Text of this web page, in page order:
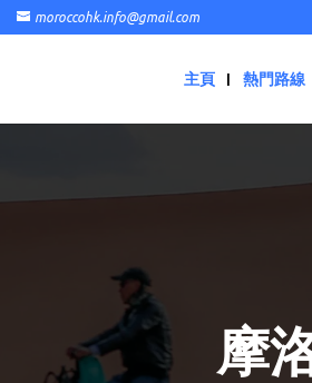
moroccohk.info@gmail.com
主頁 熱門路線
摩